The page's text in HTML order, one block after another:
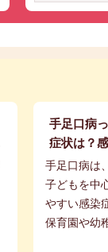
手足口病
症状は？
る？【
手足口病は
子どもを中
やすい感染
保育園や幼